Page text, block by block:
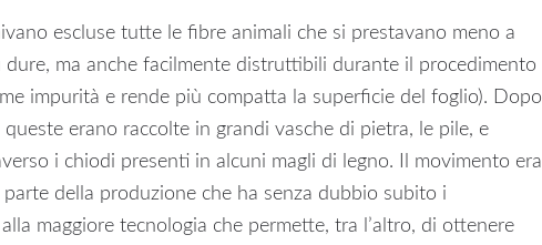
escluse tutte le fibre animali che si prestavano meno a
ma anche facilmente distruttibili durante il procedimento
impurità e rende più compatta la superficie del foglio). Dopo
erano raccolte in grandi vasche di pietra, le pile, e
i chiodi presenti in alcuni magli di legno. Il movimento era
parte della produzione che ha senza dubbio subito i
maggiore tecnologia che permette, tra l’altro, di ottenere